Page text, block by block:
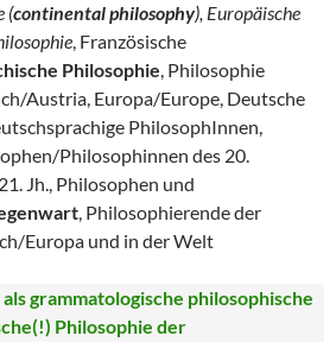
(continental philosophy), Europäische
, Französische
Philosophie, Philosophie
Austria, Europa/Europe, Deutsche
PhilosophInnen,
Philosophinnen des 20.
Jh., Philosophen und
, Philosophierende der
Europa und in der Welt
grammatologische philosophische
Philosophie der